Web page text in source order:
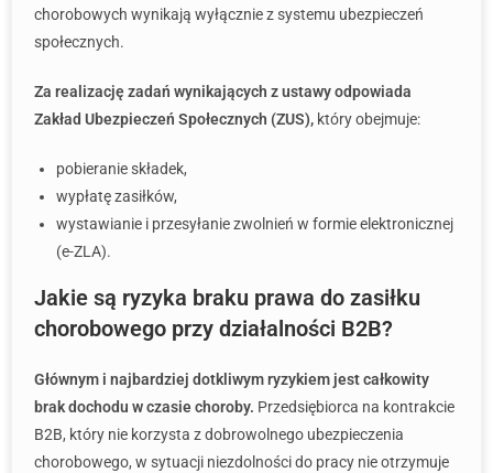
chorobowych wynikają wyłącznie z systemu ubezpieczeń
społecznych.
Za realizację zadań wynikających z ustawy odpowiada
Zakład Ubezpieczeń Społecznych (ZUS), który obejmuje:
pobieranie składek,
wypłatę zasiłków,
wystawianie i przesyłanie zwolnień w formie elektronicznej
(e-ZLA).
Jakie są ryzyka braku prawa do zasiłku
chorobowego przy działalności B2B?
Głównym i najbardziej dotkliwym ryzykiem jest całkowity
brak dochodu w czasie choroby. Przedsiębiorca na kontrakcie
B2B, który nie korzysta z dobrowolnego ubezpieczenia
chorobowego, w sytuacji niezdolności do pracy nie otrzymuje